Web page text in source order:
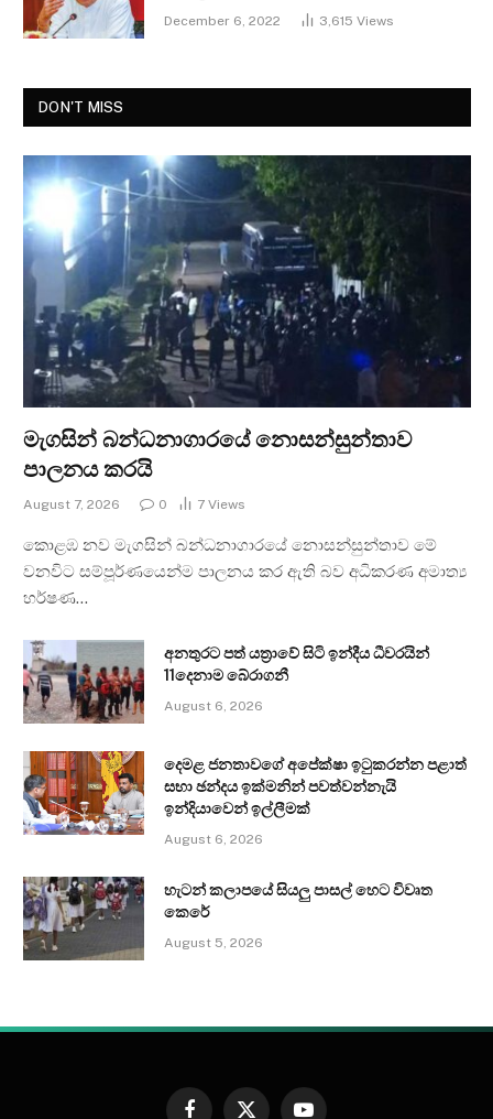
December 6, 2022 3,615 Views
DON'T MISS
මැගසින් බන්ධනාගාරයේ නොසන්සුන්තාව
පාලනය කරයි
August 7, 2026 0 7 Views
කොළඹ නව මැගසින් බන්ධනාගාරයේ නොසන්සුන්තාව මේ
වනවිට සම්පූර්ණයෙන්ම පාලනය කර ඇති බව අධිකරණ අමාත්‍ය
හර්ෂණ…
අනතුරට පත් යත්‍රාවේ සිටි ඉන්දීය ධීවරයින්
11දෙනාම බේරාගනී
August 6, 2026
දෙමළ ජනතාවගේ අපේක්ෂා ඉටුකරන්න පළාත්
සභා ඡන්දය ඉක්මනින් පවත්වන්නැයි
ඉන්දියාවෙන් ඉල්ලීමක්
August 6, 2026
හැටන් කලාපයේ සියලු පාසල් හෙට විවෘත
කෙරේ
August 5, 2026